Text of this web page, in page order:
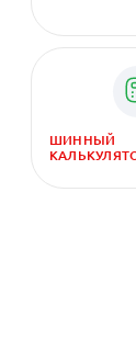
ШИННЫЙ